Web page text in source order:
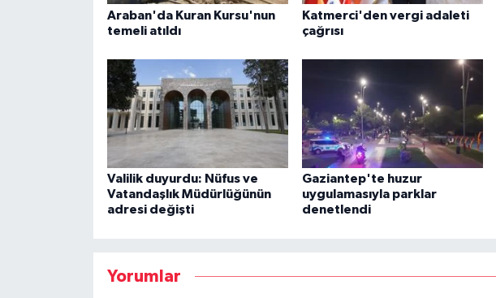
Araban'da Kuran Kursu'nun
temeli atıldı
Katmerci'den vergi adaleti
çağrısı
Valilik duyurdu: Nüfus ve
Vatandaşlık Müdürlüğünün
adresi değişti
Gaziantep'te huzur
uygulamasıyla parklar
denetlendi
Yorumlar